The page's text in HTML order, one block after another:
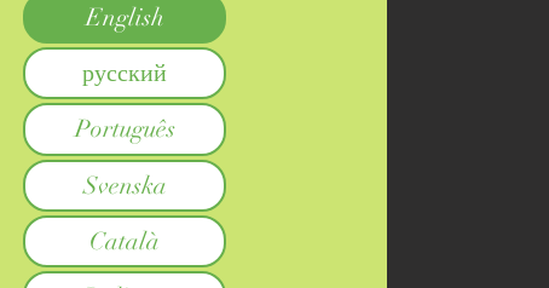
English
русский
Português
Svenska
Català